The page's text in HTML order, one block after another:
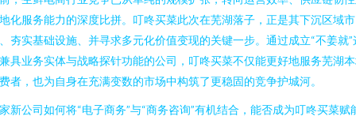
化服务能力的深度比拼。叮咚买菜此次在芜湖落子，正是其下沉区域市
夯实基础设施、并寻求多元化价值变现的关键一步。通过成立“不姜就”
具业务实体与战略探针功能的公司，叮咚买菜不仅能更好地服务芜湖
者，也为自身在充满变数的市场中构筑了更稳固的竞争护城河。
新公司如何将“电子商务”与“商务咨询”有机结合，能否成为叮咚买菜赋